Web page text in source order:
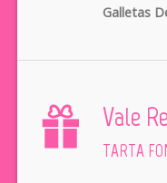
Galletas
Vale
TARTA